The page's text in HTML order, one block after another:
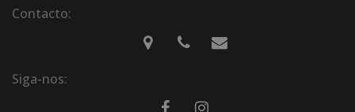
Contacto:
Siga-nos: